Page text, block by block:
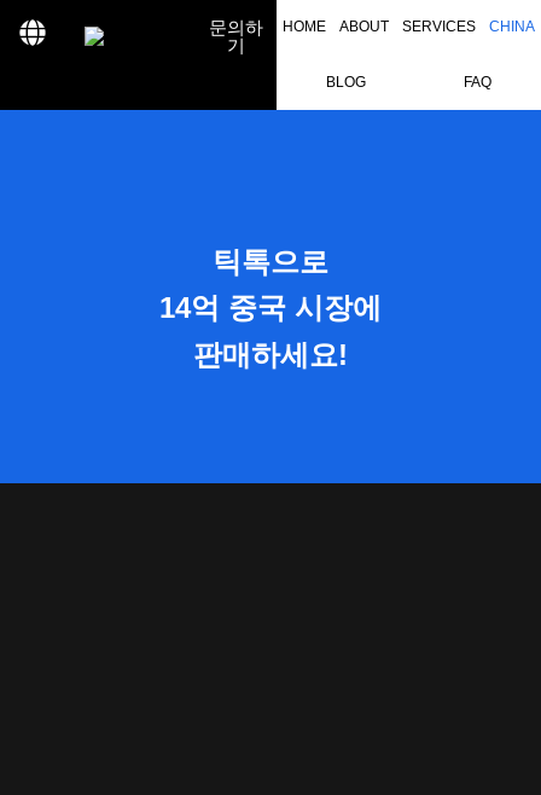
문의하
기
HOME ABOUT SERVICES CHINA
BLOG FAQ
틱톡으로
14억 중국 시장에
판매하세요!